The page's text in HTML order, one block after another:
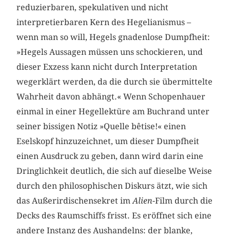
reduzierbaren, spekulativen und nicht
interpretierbaren Kern des Hegelianismus –
wenn man so will, Hegels gnadenlose Dumpfheit:
»Hegels Aussagen müssen uns schockieren, und
dieser Exzess kann nicht durch Interpretation
wegerklärt werden, da die durch sie übermittelte
Wahrheit davon abhängt.« Wenn Schopenhauer
einmal in einer Hegellektüre am Buchrand unter
seiner bissigen Notiz »Quelle bêtise!« einen
Eselskopf hinzuzeichnet, um dieser Dumpfheit
einen Ausdruck zu geben, dann wird darin eine
Dringlichkeit deutlich, die sich auf dieselbe Weise
durch den philosophischen Diskurs ätzt, wie sich
das Außerirdischensekret imAlien-Film durch die
Decks des Raumschiffs frisst. Es eröffnet sich eine
andere Instanz des Aushandelns: der blanke,